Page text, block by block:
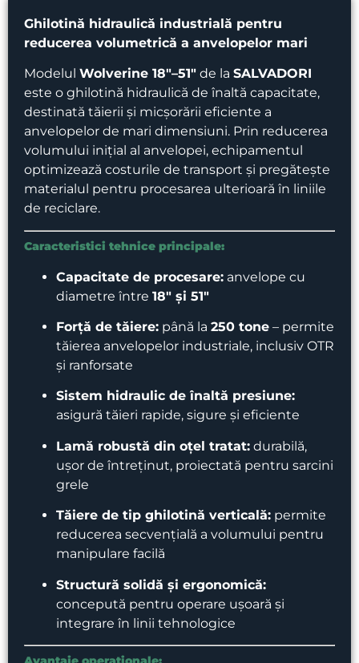
Ghilotină hidraulică industrială pentru
reducerea volumetrică a anvelopelor mari
Modelul Wolverine 18″–51″ de la SALVADORI
este o ghilotină hidraulică de înaltă capacitate,
destinată tăierii și micșorării eficiente a
anvelopelor de mari dimensiuni. Prin reducerea
volumului inițial al anvelopei, echipamentul
optimizează costurile de transport și pregătește
materialul pentru procesarea ulterioară în liniile
de reciclare.
Caracteristici tehnice principale:
Capacitate de procesare: anvelope cu
diametre între 18″ și 51″
Forță de tăiere: până la 250 tone – permite
tăierea anvelopelor industriale, inclusiv OTR
și ranforsate
Sistem hidraulic de înaltă presiune:
asigură tăieri rapide, sigure și eficiente
Lamă robustă din oțel tratat: durabilă,
ușor de întreținut, proiectată pentru sarcini
grele
Tăiere de tip ghilotină verticală: permite
reducerea secvențială a volumului pentru
manipulare facilă
Structură solidă și ergonomică:
concepută pentru operare ușoară și
integrare în linii tehnologice